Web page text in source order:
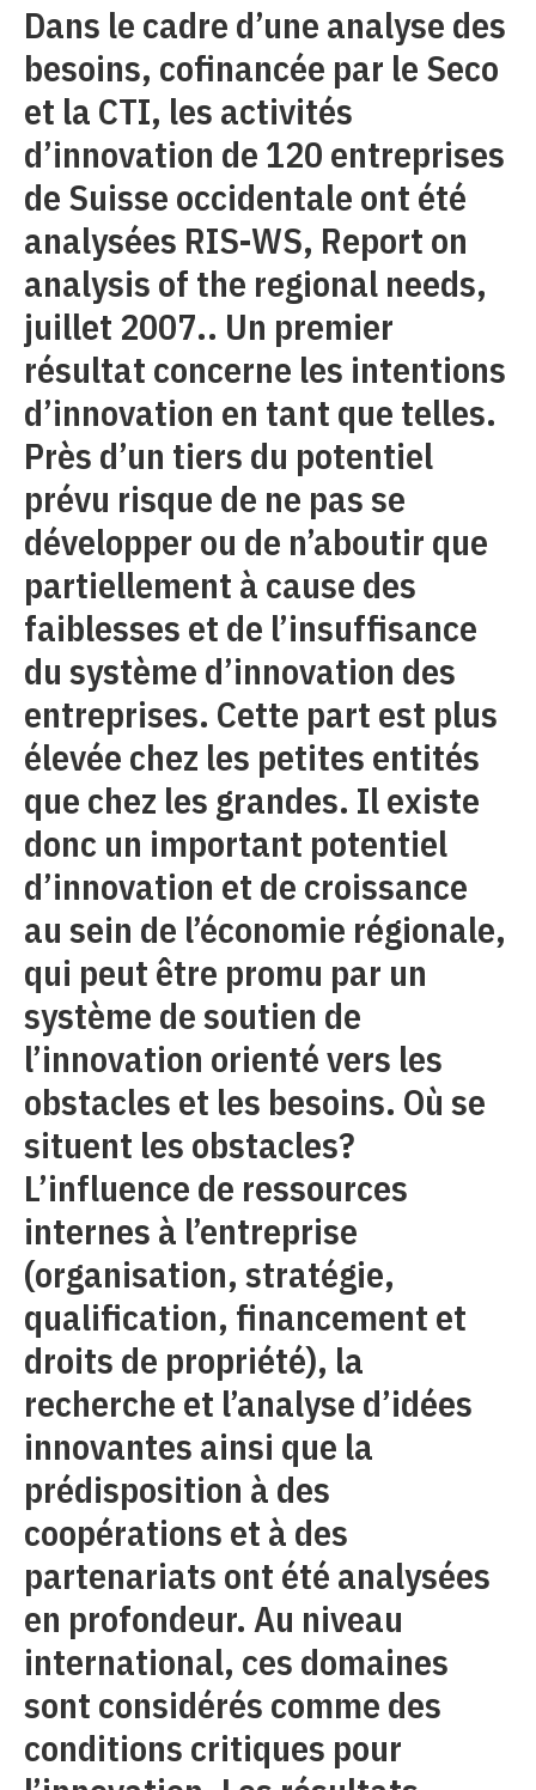
Dans le cadre d’une analyse des
besoins, cofinancée par le Seco
et la CTI, les activités
d’innovation de 120 entreprises
de Suisse occidentale ont été
analysées RIS-WS, Report on
analysis of the regional needs,
juillet 2007.. Un premier
résultat concerne les intentions
d’innovation en tant que telles.
Près d’un tiers du potentiel
prévu risque de ne pas se
développer ou de n’aboutir que
partiellement à cause des
faiblesses et de l’insuffisance
du système d’innovation des
entreprises. Cette part est plus
élevée chez les petites entités
que chez les grandes. Il existe
donc un important potentiel
d’innovation et de croissance
au sein de l’économie régionale,
qui peut être promu par un
système de soutien de
l’innovation orienté vers les
obstacles et les besoins. Où se
situent les obstacles?
L’influence de ressources
internes à l’entreprise
(organisation, stratégie,
qualification, financement et
droits de propriété), la
recherche et l’analyse d’idées
innovantes ainsi que la
prédisposition à des
coopérations et à des
partenariats ont été analysées
en profondeur. Au niveau
international, ces domaines
sont considérés comme des
conditions critiques pour